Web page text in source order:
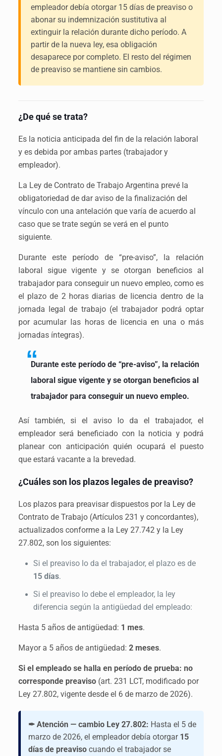
empleador debía otorgar 15 días de preaviso o
abonar su indemnización sustitutiva al
extinguir la relación durante dicho período. A
partir de la nueva ley, esa obligación
desaparece por completo. El resto del régimen
de preaviso se mantiene sin cambios.
¿De qué se trata?
Es la noticia anticipada del fin de la relación laboral
y es debida por ambas partes (trabajador y
empleador).
La Ley de Contrato de Trabajo Argentina prevé la
obligatoriedad de dar aviso de la finalización del
vínculo con una antelación que varía de acuerdo al
caso que se trate según se verá en el punto
siguiente.
Durante este período de “pre-aviso”, la relación
laboral sigue vigente y se otorgan beneficios al
trabajador para conseguir un nuevo empleo, como es
el plazo de 2 horas diarias de licencia dentro de la
jornada legal de trabajo (el trabajador podrá optar
por acumular las horas de licencia en una o más
jornadas íntegras).
Durante este período de “pre-aviso”, la relación
laboral sigue vigente y se otorgan beneficios al
trabajador para conseguir un nuevo empleo.
Así también, si el aviso lo da el trabajador, el
empleador será beneficiado con la noticia y podrá
planear con anticipación quién ocupará el puesto
que estará vacante a la brevedad.
¿Cuáles son los plazos legales de preaviso?
Los plazos para preavisar dispuestos por la Ley de
Contrato de Trabajo (Artículos 231 y concordantes),
actualizados conforme a la Ley 27.742 y la Ley
27.802, son los siguientes:
Si el preaviso lo da el trabajador, el plazo es de
15 días.
Si el preaviso lo debe el empleador, la ley
diferencia según la antigüedad del empleado:
Hasta 5 años de antigüedad: 1 mes.
Mayor a 5 años de antigüedad: 2 meses.
Si el empleado se halla en período de prueba: no
corresponde preaviso(art. 231 LCT, modificado por
Ley 27.802, vigente desde el 6 de marzo de 2026).
✒ Atención — cambio Ley 27.802: Hasta el 5 de
marzo de 2026, el empleador debía otorgar 15
días de preavisocuando el trabajador se